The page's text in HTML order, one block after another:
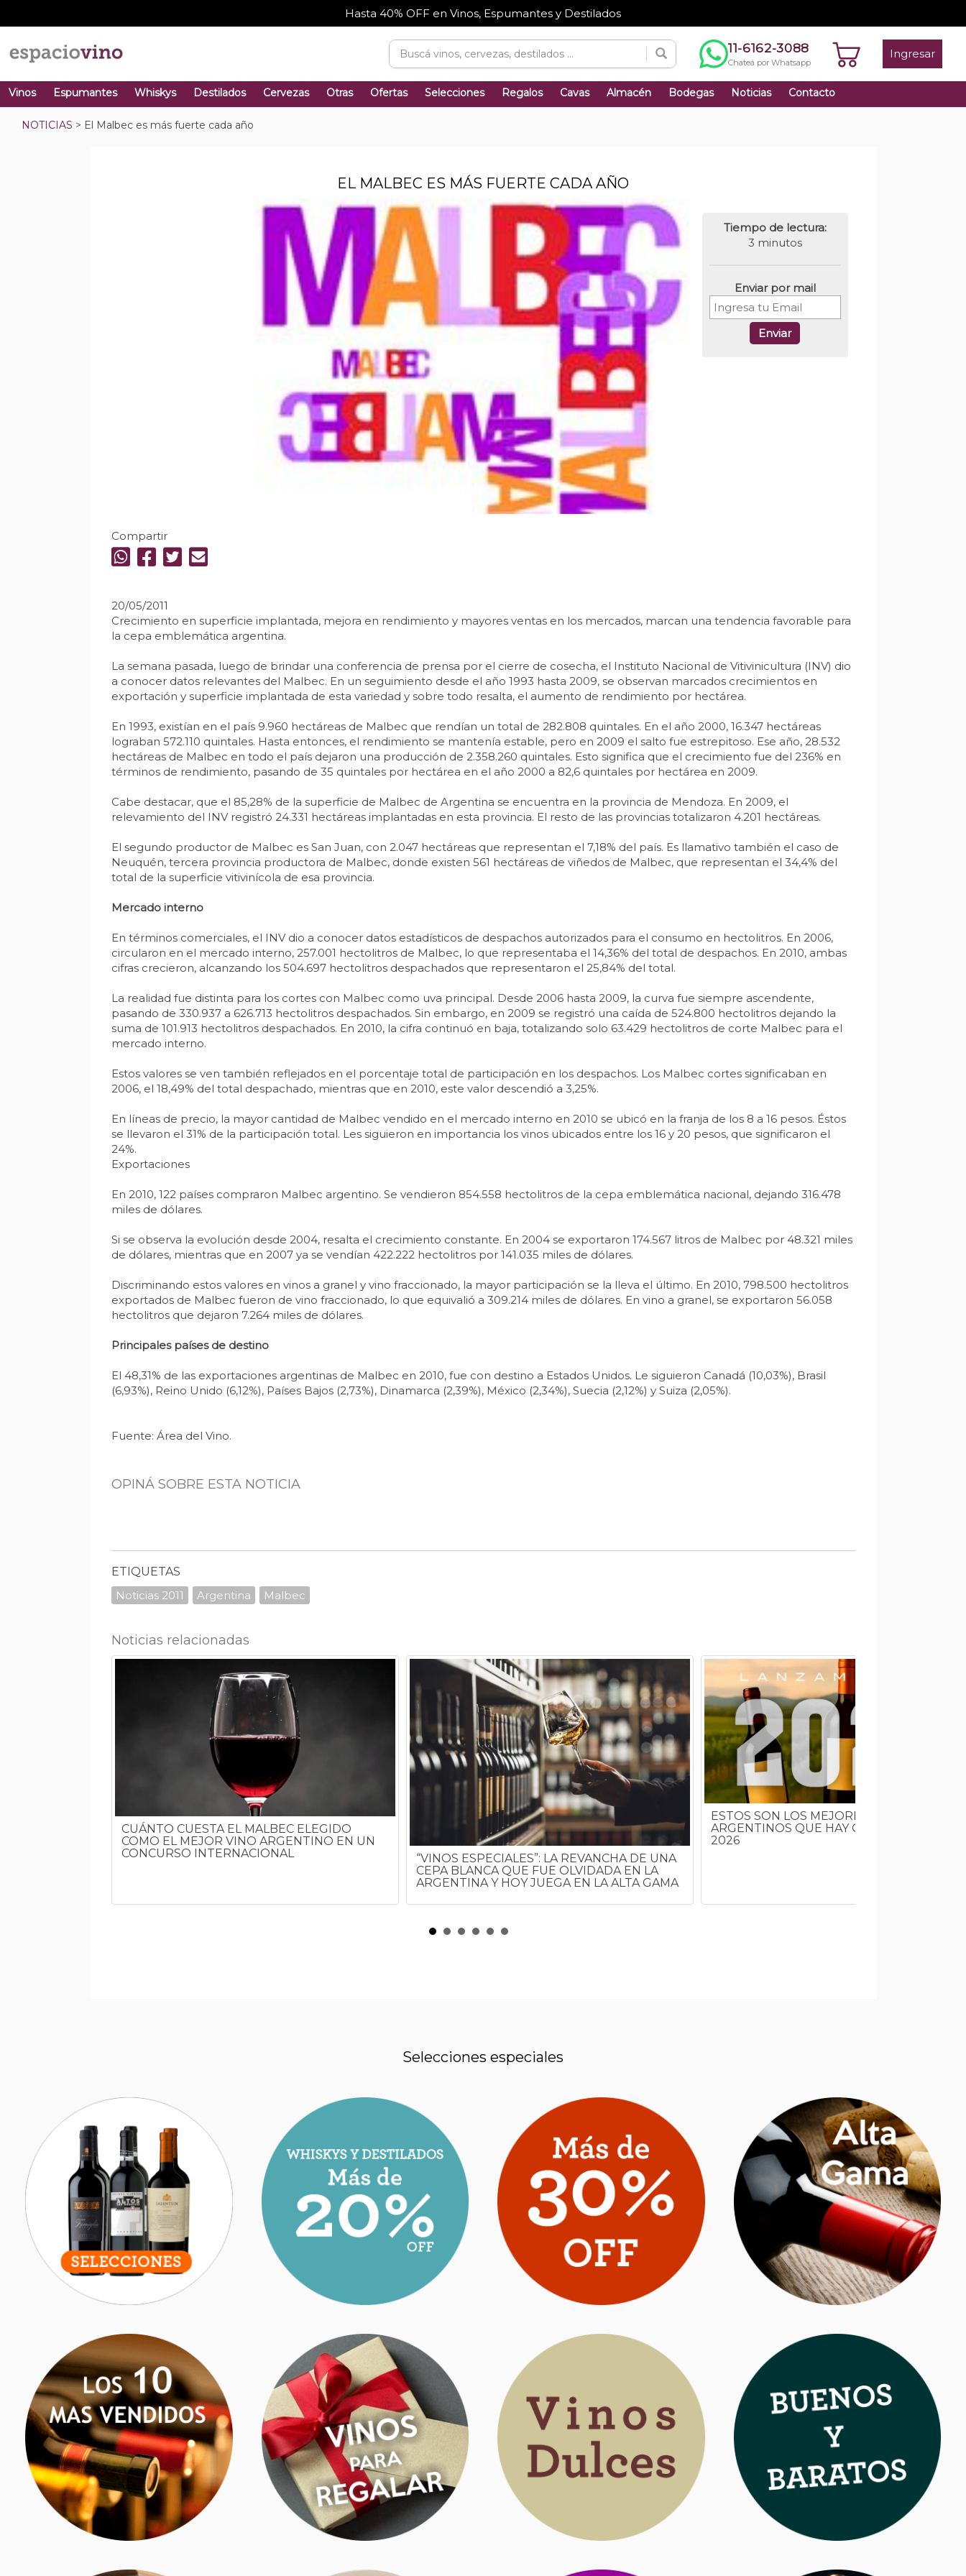
Hasta 40% OFF en Vinos, Espumantes y Destilados
11-6162-3088
Chateá por Whatsapp
Ingresar
Vinos Espumantes Whiskys Destilados Cervezas Otras Ofertas Selecciones Regalos Cavas Almacén Bodegas Noticias Contacto
NOTICIAS > El Malbec es más fuerte cada año
EL MALBEC ES MÁS FUERTE CADA AÑO
Tiempo de lectura:
3 minutos
Enviar por mail
Enviar
Compartir
20/05/2011
Crecimiento en superficie implantada, mejora en rendimiento y mayores ventas en los mercados, marcan una tendencia favorable para
la cepa emblemática argentina.
La semana pasada, luego de brindar una conferencia de prensa por el cierre de cosecha, el Instituto Nacional de Vitivinicultura (INV) dio
a conocer datos relevantes del Malbec. En un seguimiento desde el año 1993 hasta 2009, se observan marcados crecimientos en
exportación y superficie implantada de esta variedad y sobre todo resalta, el aumento de rendimiento por hectárea.
En 1993, existían en el país 9.960 hectáreas de Malbec que rendían un total de 282.808 quintales. En el año 2000, 16.347 hectáreas
lograban 572.110 quintales. Hasta entonces, el rendimiento se mantenía estable, pero en 2009 el salto fue estrepitoso. Ese año, 28.532
hectáreas de Malbec en todo el país dejaron una producción de 2.358.260 quintales. Esto significa que el crecimiento fue del 236% en
términos de rendimiento, pasando de 35 quintales por hectárea en el año 2000 a 82,6 quintales por hectárea en 2009.
Cabe destacar, que el 85,28% de la superficie de Malbec de Argentina se encuentra en la provincia de Mendoza. En 2009, el
relevamiento del INV registró 24.331 hectáreas implantadas en esta provincia. El resto de las provincias totalizaron 4.201 hectáreas.
El segundo productor de Malbec es San Juan, con 2.047 hectáreas que representan el 7,18% del país. Es llamativo también el caso de
Neuquén, tercera provincia productora de Malbec, donde existen 561 hectáreas de viñedos de Malbec, que representan el 34,4% del
total de la superficie vitivinícola de esa provincia.
Mercado interno
En términos comerciales, el INV dio a conocer datos estadísticos de despachos autorizados para el consumo en hectolitros. En 2006,
circularon en el mercado interno, 257.001 hectolitros de Malbec, lo que representaba el 14,36% del total de despachos. En 2010, ambas
cifras crecieron, alcanzando los 504.697 hectolitros despachados que representaron el 25,84% del total.
La realidad fue distinta para los cortes con Malbec como uva principal. Desde 2006 hasta 2009, la curva fue siempre ascendente,
pasando de 330.937 a 626.713 hectolitros despachados. Sin embargo, en 2009 se registró una caída de 524.800 hectolitros dejando la
suma de 101.913 hectolitros despachados. En 2010, la cifra continuó en baja, totalizando solo 63.429 hectolitros de corte Malbec para el
mercado interno.
Estos valores se ven también reflejados en el porcentaje total de participación en los despachos. Los Malbec cortes significaban en
2006, el 18,49% del total despachado, mientras que en 2010, este valor descendió a 3,25%.
En líneas de precio, la mayor cantidad de Malbec vendido en el mercado interno en 2010 se ubicó en la franja de los 8 a 16 pesos. Éstos
se llevaron el 31% de la participación total. Les siguieron en importancia los vinos ubicados entre los 16 y 20 pesos, que significaron el
24%.
Exportaciones
En 2010, 122 países compraron Malbec argentino. Se vendieron 854.558 hectolitros de la cepa emblemática nacional, dejando 316.478
miles de dólares.
Si se observa la evolución desde 2004, resalta el crecimiento constante. En 2004 se exportaron 174.567 litros de Malbec por 48.321 miles
de dólares, mientras que en 2007 ya se vendían 422.222 hectolitros por 141.035 miles de dólares.
Discriminando estos valores en vinos a granel y vino fraccionado, la mayor participación se la lleva el último. En 2010, 798.500 hectolitros
exportados de Malbec fueron de vino fraccionado, lo que equivalió a 309.214 miles de dólares. En vino a granel, se exportaron 56.058
hectolitros que dejaron 7.264 miles de dólares.
Principales países de destino
El 48,31% de las exportaciones argentinas de Malbec en 2010, fue con destino a Estados Unidos. Le siguieron Canadá (10,03%), Brasil
(6,93%), Reino Unido (6,12%), Países Bajos (2,73%), Dinamarca (2,39%), México (2,34%), Suecia (2,12%) y Suiza (2,05%).
Fuente: Área del Vino.
OPINÁ SOBRE ESTA NOTICIA
ETIQUETAS
Noticias 2011
Argentina Malbec
Noticias relacionadas
CUÁNTO CUESTA EL MALBEC ELEGIDO
COMO EL MEJOR VINO ARGENTINO EN UN
CONCURSO INTERNACIONAL
“VINOS ESPECIALES”: LA REVANCHA DE UNA
CEPA BLANCA QUE FUE OLVIDADA EN LA
ARGENTINA Y HOY JUEGA EN LA ALTA GAMA
ESTOS SON LOS MEJORES NUEVOS VINOS
ARGENTINOS QUE HAY QUE PROBAR EN
2026
Selecciones especiales